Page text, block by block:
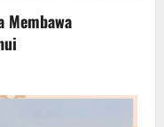
Membawa